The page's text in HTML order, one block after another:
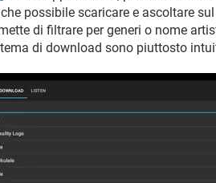
possibile scaricare e ascoltare
di filtrare per generi o nome
di download sono piuttosto